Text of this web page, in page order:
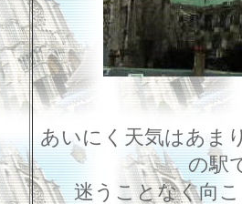
あいにく天気はあま
の駅
迷うことなく向